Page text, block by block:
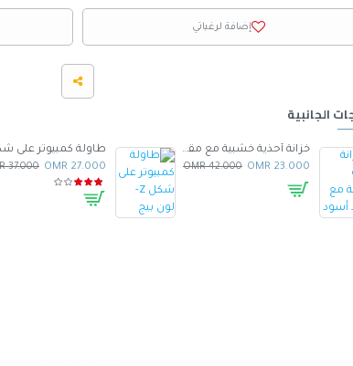
إضافة لرغباتي
الجانبية
خزانة أحذية خشبية مع مقعد أسود
23.000 OMR
42.000 OMR
27.000 OMR
37.000 OMR